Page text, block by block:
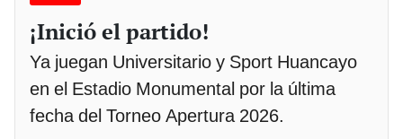
¡Inició el partido!
Ya juegan Universitario y Sport Huancayo
en el Estadio Monumental por la última
fecha del Torneo Apertura 2026.